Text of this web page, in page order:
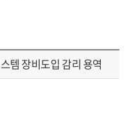
템 장비도입 감리 용역